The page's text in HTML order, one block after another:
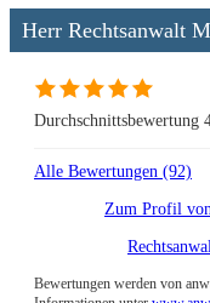
Herr Rechtsanwalt
Durchschnittsbewertung
Alle Bewertungen (92)
Zum Profil von
Bewertungen werden von